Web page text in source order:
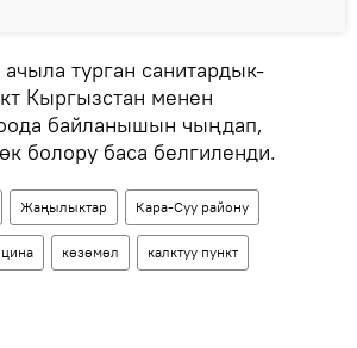
турган санитардык-
Кыргызстан менен
байланышын чыңдап,
болору баса белгиленди.
Жаңылыктар Кара-Суу району
көзөмөл калктуу пункт